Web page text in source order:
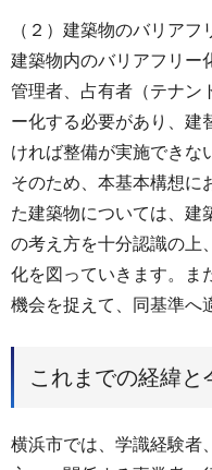
（２）建築物のバリアフ
建築物内のバリアフリー
管理者、占有者（テナン
ー化する必要があり、建
ければ整備が実施できな
そのため、本基本構想に
た建築物については、建
の考え方を十分認識の上
化を図っていきます。ま
機会を捉えて、同基準へ
これまでの経緯と
横浜市では、学識経験者